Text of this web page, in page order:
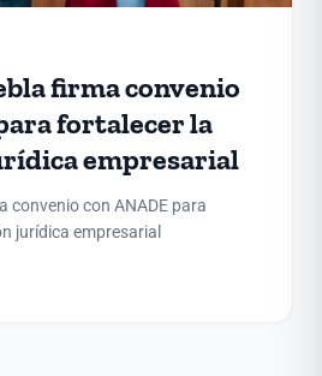
firma convenio
fortalecer la
empresarial
convenio con ANADE para
jurídica empresarial